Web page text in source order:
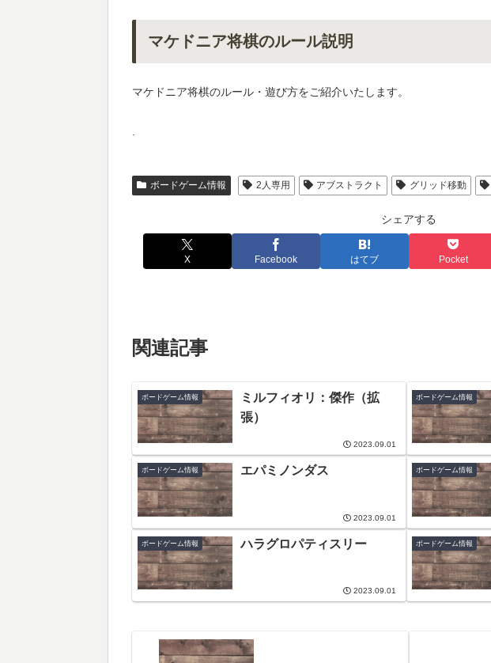
マケドニア将棋のルール説明
マケドニア将棋のルール・遊び方をご紹介いたします。
.
ボードゲーム情報 2人専用 アブストラクト グリッド移動
シェアする
X Facebook はてブ Pocket
関連記事
ボードゲーム情報
ミルフィオリ：傑作（拡
張）
2023.09.01
ボードゲーム情報
ボードゲーム情報 エパミノンダス
2023.09.01
ボードゲーム情報
ボードゲーム情報 ハラグロパティスリー
2023.09.01
ボードゲーム情報